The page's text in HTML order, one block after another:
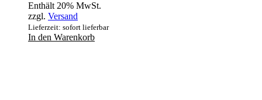
Enthält 20% MwSt.
zzgl. Versand
Lieferzeit: sofort lieferbar
In den Warenkorb